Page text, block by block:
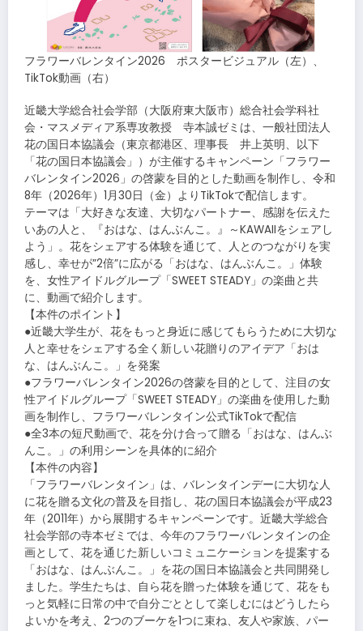
フラワーバレンタイン2026 ポスタービジュアル（左）、
TikTok動画（右）
近畿大学総合社会学部（大阪府東大阪市）総合社会学科社
会・マスメディア系専攻教授 寺本誠ゼミは、一般社団法人
花の国日本協議会（東京都港区、理事長 井上英明、以下
「花の国日本協議会」）が主催するキャンペーン「フラワー
バレンタイン2026」の啓蒙を目的とした動画を制作し、令和
8年（2026年）1月30日（金）よりTikTokで配信します。
テーマは「大好きな友達、大切なパートナー、感謝を伝えた
いあの人と、『おはな、はんぶんこ。』～KAWAIIをシェアし
よう」。花をシェアする体験を通じて、人とのつながりを実
感し、幸せが”2倍”に広がる「おはな、はんぶんこ。」体験
を、女性アイドルグループ「SWEET STEADY」の楽曲と共
に、動画で紹介します。
【本件のポイント】
●近畿大学生が、花をもっと身近に感じてもらうために大切な
人と幸せをシェアする全く新しい花贈りのアイデア「おは
な、はんぶんこ。」を発案
●フラワーバレンタイン2026の啓蒙を目的として、注目の女
性アイドルグループ「SWEET STEADY」の楽曲を使用した動
画を制作し、フラワーバレンタイン公式TikTokで配信
●全3本の短尺動画で、花を分け合って贈る「おはな、はんぶ
んこ。」の利用シーンを具体的に紹介
【本件の内容】
「フラワーバレンタイン」は、バレンタインデーに大切な人
に花を贈る文化の普及を目指し、花の国日本協議会が平成23
年（2011年）から展開するキャンペーンです。近畿大学総合
社会学部の寺本ゼミでは、今年のフラワーバレンタインの企
画として、花を通じた新しいコミュニケーションを提案する
「おはな、はんぶんこ。」を花の国日本協議会と共同開発し
ました。学生たちは、自ら花を贈った体験を通じて、花をも
っと気軽に日常の中で自分ごととして楽しむにはどうしたら
よいかを考え、2つのブーケを1つに束ね、友人や家族、パー